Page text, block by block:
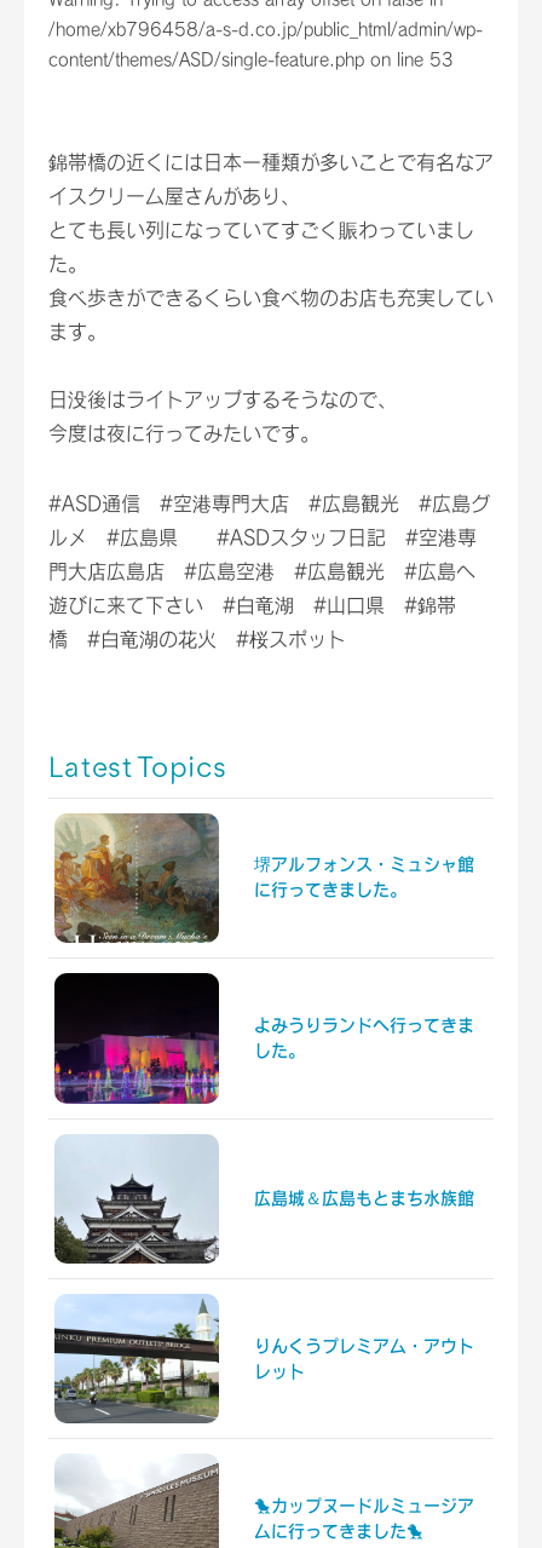
/home/xb796458/a-s-d.co.jp/public_html/admin/wp-
content/themes/ASD/single-feature.php on line 53
錦帯橋の近くには日本一種類が多いことで有名なア
イスクリーム屋さんがあり、
とても長い列になっていてすごく賑わっていまし
た。
食べ歩きができるくらい食べ物のお店も充実してい
ます。
日没後はライトアップするそうなので、
今度は夜に行ってみたいです。
#ASD通信 #空港専門大店 #広島観光 #広島グ
ルメ #広島県 #ASDスタッフ日記 #空港専
門大店広島店 #広島空港 #広島観光 #広島へ
遊びに来て下さい #白竜湖 #山口県 #錦帯
橋 #白竜湖の花火 #桜スポット
Latest Topics
堺アルフォンス・ミュシャ館
に行ってきました。
よみうりランドへ行ってきま
した。
広島城＆広島もとまち水族館
りんくうプレミアム・アウト
レット
🐤カップヌードルミュージア
ムに行ってきました🐤